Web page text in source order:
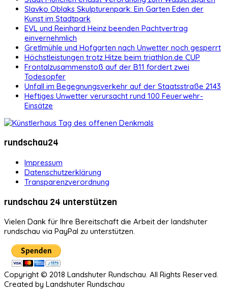
Slavko Oblaks Skulpturenpark: Ein Garten Eden der
Kunst im Stadtpark
EVL und Reinhard Heinz beenden Pachtvertrag
einvernehmlich
Gretlmühle und Hofgarten nach Unwetter noch gesperrt
Höchstleistungen trotz Hitze beim triathlon.de CUP
Frontalzusammenstoß auf der B11 fordert zwei
Todesopfer
Unfall im Begegnungsverkehr auf der Staatsstraße 2143
Heftiges Unwetter verursacht rund 100 Feuerwehr-
Einsätze
rundschau24
Impressum
Datenschutzerklärung
Transparenzverordnung
rundschau 24 unterstützen
Vielen Dank für Ihre Bereitschaft die Arbeit der landshuter
rundschau via PayPal zu unterstützen.
Copyright © 2018 Landshuter Rundschau. All Rights Reserved.
Created by Landshuter Rundschau